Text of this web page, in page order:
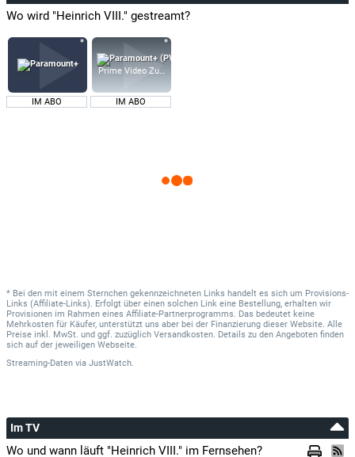
Wo wird "Heinrich VIII." gestreamt?
IM ABO
Prime Video Zusatz-Kanäle
IM ABO
* Bei den mit einem Sternchen gekennzeichneten Links handelt es sich um Provisions-
Links (Affiliate-Links). Erfolgt über einen solchen Link eine Bestellung, erhalten wir
Provisionen im Rahmen eines Affiliate-Partnerprogramms. Das bedeutet keine
Mehrkosten für Käufer, unterstützt uns aber bei der Finanzierung dieser Website. Alle
Preise inkl. MwSt. und ggf. zuzüglich Versandkosten. Details zu den Angeboten finden
sich auf der jeweiligen Webseite.
Streaming-Daten via JustWatch.
Im TV
Wo und wann läuft "Heinrich VIII." im Fernsehen?